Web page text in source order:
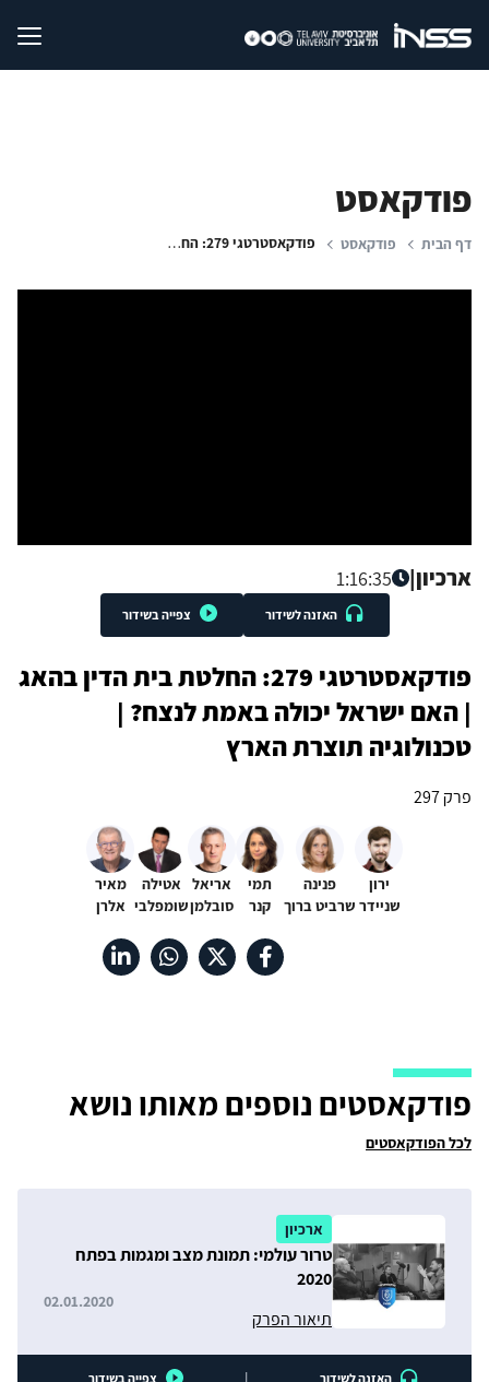
פודקאסט
דף הבית פודקאסט פודקאסטרטגי 279: החלטת בית הדין בהאג | האם ישראל יכולה באמת לנצח? | טכנולוגיה תוצרת הארץ
ארכיון|
1:16:35
האזנה לשידור צפייה בשידור
פודקאסטרטגי 279: החלטת בית הדין בהאג
| האם ישראל יכולה באמת לנצח? |
טכנולוגיה תוצרת הארץ
פרק 297
ירון
שניידר
פנינה
שרביט ברוך
תמי
קנר
אריאל
סובלמן
אטילה
שומפלבי
מאיר
אלרן
פודקאסטים נוספים מאותו נושא
לכל הפודקאסטים
ארכיון
טרור עולמי: תמונת מצב ומגמות בפתח
2020
תיאור הפרק
02.01.2020
האזנה לשידור צפייה בשידור